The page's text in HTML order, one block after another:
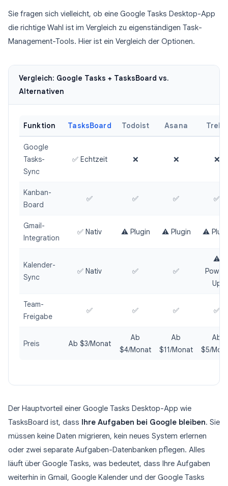
Sie fragen sich vielleicht, ob eine Google Tasks Desktop-App
die richtige Wahl ist im Vergleich zu eigenständigen Task-
Management-Tools. Hier ist ein Vergleich der Optionen.
Vergleich: Google Tasks + TasksBoard vs.
Alternativen
Funktion TasksBoard Todoist Asana Trello
Google
Tasks-
Sync
✅ Echtzeit ❌ ❌ ❌
Kanban-
Board
✅ ✅ ✅ ✅
Gmail-
Integration
✅ Nativ ⚠️ Plugin ⚠️ Plugin ⚠️
Kalender-
Sync
✅ Nativ ✅ ✅
⚠️
Power-
Up
Team-
Freigabe
✅ ✅ ✅ ✅
Preis Ab $3/Monat
Ab
$4/Monat
Ab
$11/Monat
Ab
$5/
Der Hauptvorteil einer Google Tasks Desktop-App wie
TasksBoard ist, dass
Ihre Aufgaben bei Google bleiben. Sie
müssen keine Daten migrieren, kein neues System erlernen
oder zwei separate Aufgaben-Datenbanken pflegen. Alles
läuft über Google Tasks, was bedeutet, dass Ihre Aufgaben
weiterhin in Gmail, Google Kalender und der Google Tasks